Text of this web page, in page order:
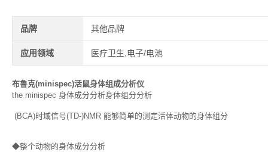
品牌 其他品牌
应用领域 医疗卫生,电子/电池
布鲁克(minispec)活鼠身体组成分析仪
the minispec 身体成分分析身体组分分析
(BCA)时域信号(TD-)NMR 能够简单的测定活体动物的身体组分
◆整个动物的身体成分分析